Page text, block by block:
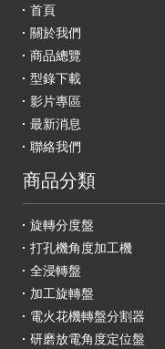
首頁
關於我們
商品總覽
型錄下載
影片專區
最新消息
聯絡我們
商品分類
旋轉分度盤
打孔機角度加工機
全浸轉盤
加工旋轉盤
電火花機轉盤分割器
研磨放電角度定位盤